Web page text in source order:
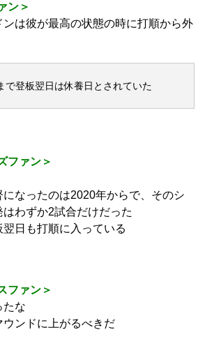
ン＞
は彼が最高の状態の時に打順から外
で登板翌日は休養日とされていた
ファン＞
なったのは2020年からで、そのシ
わずか2試合だけだった
日も打順に入っている
ファン＞
たな
ウンドに上がるべきだ